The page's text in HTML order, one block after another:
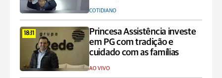
COTIDIANO
18:11
Princesa Assistência investe
em PG com tradição e
cuidado com as famílias
AO VIVO